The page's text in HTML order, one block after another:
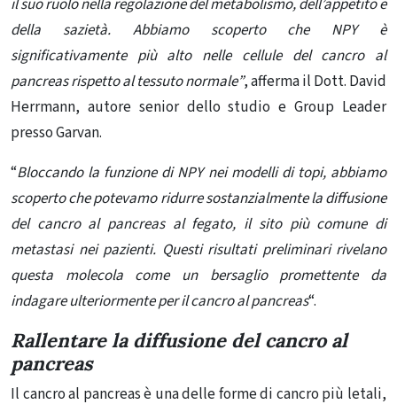
il suo ruolo nella regolazione del metabolismo, dell’appetito e
della sazietà. Abbiamo scoperto che NPY è
significativamente più alto nelle cellule del cancro al
pancreas rispetto al tessuto normale”, afferma il Dott. David
Herrmann, autore senior dello studio e Group Leader
presso Garvan.
“Bloccando la funzione di NPY nei modelli di topi, abbiamo
scoperto che potevamo ridurre sostanzialmente la diffusione
del cancro al pancreas al fegato, il sito più comune di
metastasi nei pazienti. Questi risultati preliminari rivelano
questa molecola come un bersaglio promettente da
indagare ulteriormente per il cancro al pancreas“.
Rallentare la diffusione del cancro al
pancreas
Il cancro al pancreas è una delle forme di cancro più letali,